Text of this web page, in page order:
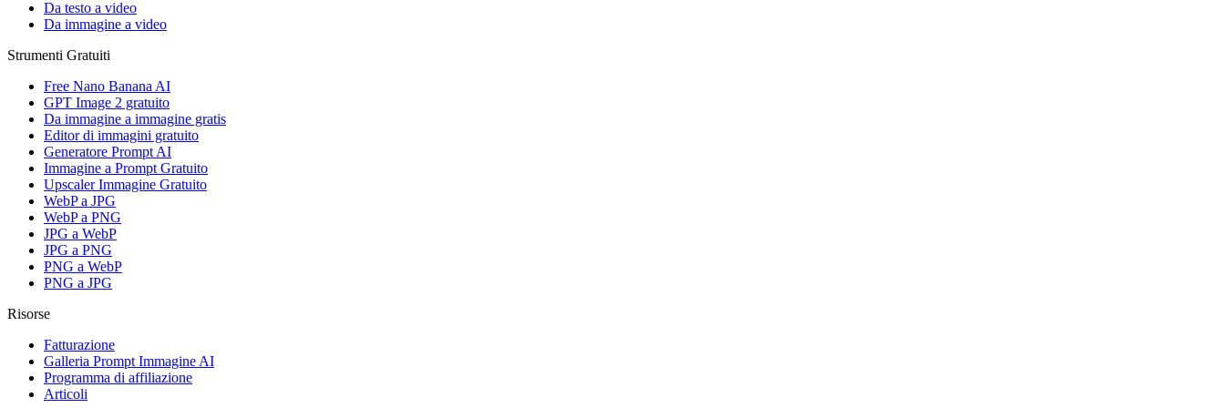
Da testo a video
Da immagine a video
Strumenti Gratuiti
Free Nano Banana AI
GPT Image 2 gratuito
Da immagine a immagine gratis
Editor di immagini gratuito
Generatore Prompt AI
Immagine a Prompt Gratuito
Upscaler Immagine Gratuito
WebP a JPG
WebP a PNG
JPG a WebP
JPG a PNG
PNG a WebP
PNG a JPG
Risorse
Fatturazione
Galleria Prompt Immagine AI
Programma di affiliazione
Articoli